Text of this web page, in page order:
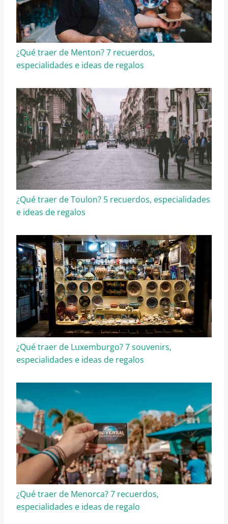
¿Qué traer de Menton? 7 recuerdos,
especialidades e ideas de regalos
¿Qué traer de Toulon? 5 recuerdos, especialidades
e ideas de regalos
¿Qué traer de Luxemburgo? 7 souvenirs,
especialidades e ideas de regalos
¿Qué traer de Menorca? 7 recuerdos,
especialidades e ideas de regalo